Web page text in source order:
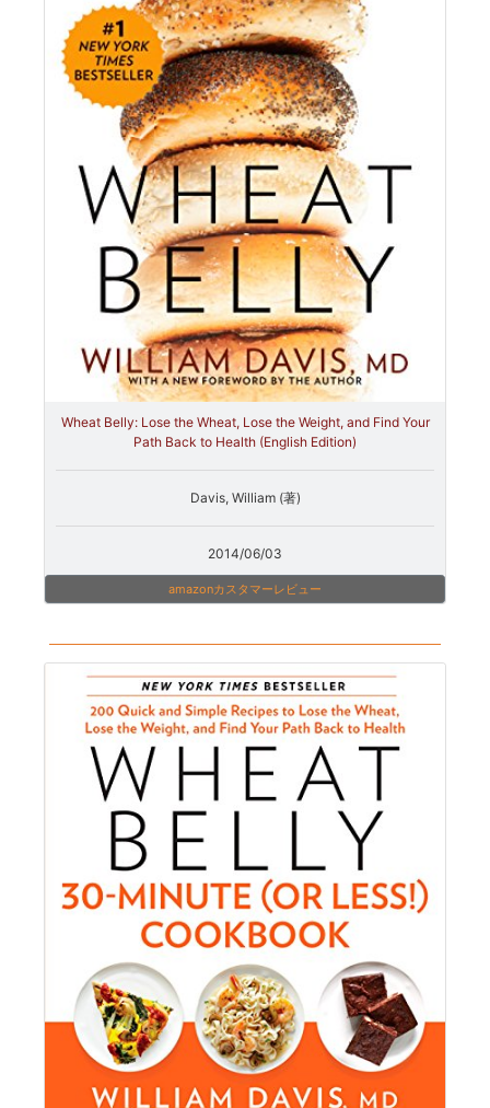
Wheat Belly: Lose the Wheat, Lose the Weight, and Find Your
Path Back to Health (English Edition)
Davis, William (著)
2014/06/03
amazonカスタマーレビュー